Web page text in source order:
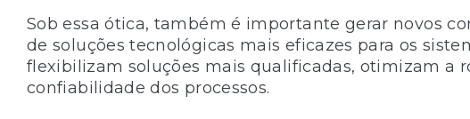
Sob essa ótica, também é importante gerar novos
de soluções tecnológicas mais eficazes para os
flexibilizam soluções mais qualificadas, otimizam a
confiabilidade dos processos.